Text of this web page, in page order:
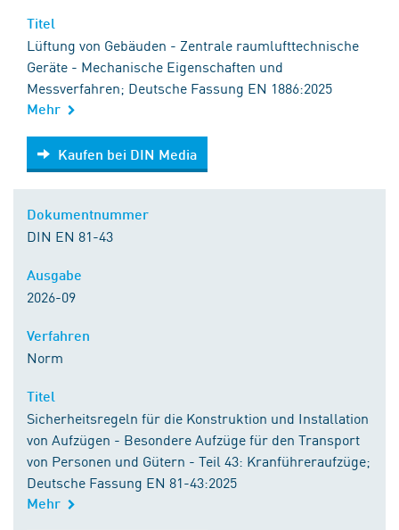
Lüftung von Gebäuden - Zentrale raumlufttechnische
Geräte - Mechanische Eigenschaften und
Messverfahren; Deutsche Fassung EN 1886:2025
Mehr
Kaufen bei DIN Media
Kaufen bei DIN Media
DIN EN 81-43
2026-09
Norm
Sicherheitsregeln für die Konstruktion und Installation
von Aufzügen - Besondere Aufzüge für den Transport
von Personen und Gütern - Teil 43: Kranführeraufzüge;
Deutsche Fassung EN 81-43:2025
Mehr